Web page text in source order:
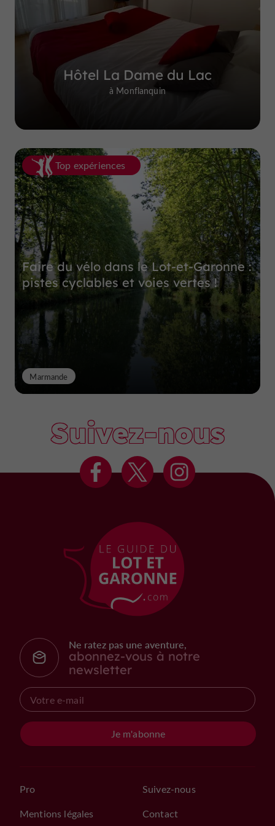
Hôtel La Dame du Lac
à Monflanquin
Top expériences
Faire du vélo dans le Lot-et-Garonne :
pistes cyclables et voies vertes !
Marmande
Suivez-nous
Ne ratez pas une aventure,
abonnez-vous à notre
newsletter
Je m'abonne
Pro
Mentions légales
Suivez-nous
Contact